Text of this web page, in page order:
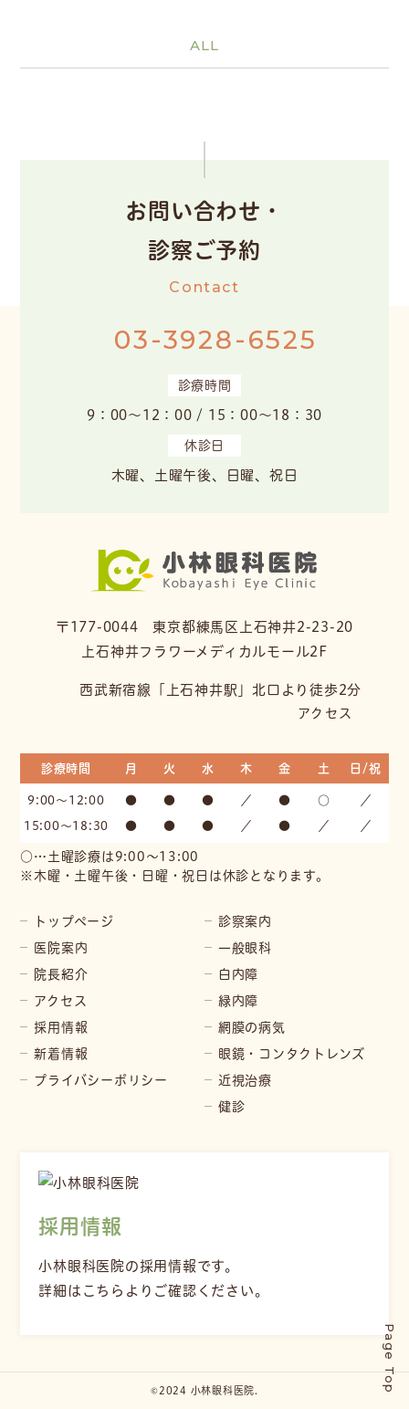
ALL
お問い合わせ・
診察ご予約
Contact
03-3928-6525
診療時間
9：00～12：00 / 15：00～18：30
休診日
木曜、土曜午後、日曜、祝日
〒177-0044 東京都練馬区上石神井2-23-20
上石神井フラワーメディカルモール2F
西武新宿線「上石神井駅」北口より徒歩2分
アクセス
診療時間 月 火 水 木 金 土 日/祝
9:00～12:00 ● ● ● ／ ● ○
／
15:00～18:30
● ● ● ／ ● ／ ／
○…土曜診療は9:00〜13:00
※木曜・土曜午後・日曜・祝日は休診となります。
トップページ
医院案内
院長紹介
アクセス
採用情報
新着情報
プライバシーポリシー
診察案内
一般眼科
白内障
緑内障
網膜の病気
眼鏡・コンタクトレンズ
近視治療
健診
採用情報
小林眼科医院の採用情報です。
詳細はこちらよりご確認ください。
©2024 小林眼科医院. Page Top